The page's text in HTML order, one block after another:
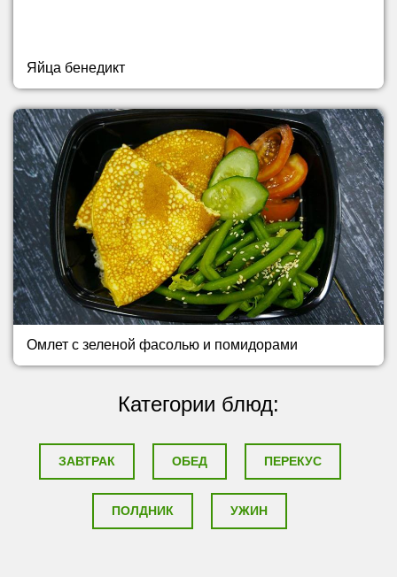
Яйца бенедикт
Омлет с зеленой фасолью и помидорами
Категории блюд:
ЗАВТРАК ОБЕД ПЕРЕКУС
ПОЛДНИК УЖИН